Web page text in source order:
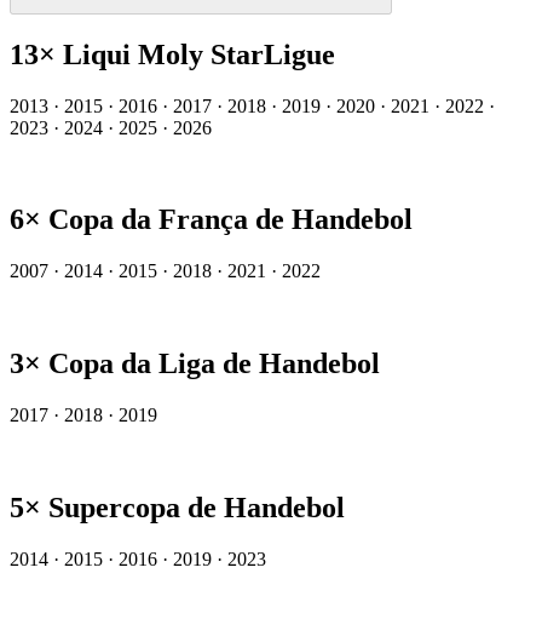
13× Liqui Moly StarLigue
2013 · 2015 · 2016 · 2017 · 2018 · 2019 · 2020 · 2021 · 2022 ·
2023 · 2024 · 2025 · 2026
6× Copa da França de Handebol
2007 · 2014 · 2015 · 2018 · 2021 · 2022
3× Copa da Liga de Handebol
2017 · 2018 · 2019
5× Supercopa de Handebol
2014 · 2015 · 2016 · 2019 · 2023